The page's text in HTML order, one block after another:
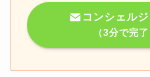
コンシェル
（3分で完了